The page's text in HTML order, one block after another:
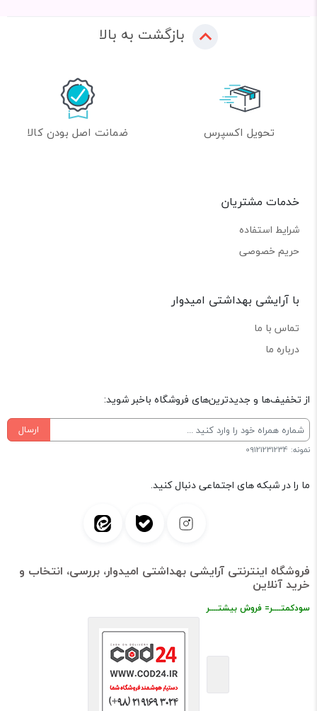
بازگشت به بالا
تحویل اکسپرس ضمانت اصل بودن کالا
خدمات مشتریان
شرایط استفاده
حریم خصوصی
با آرایشی بهداشتی امیدوار
تماس با ما
درباره ما
از تخفیف‌ها و جدیدترین‌های فروشگاه باخبر شوید:
ارسال
نمونه: 09121231234
ما را در شبکه های اجتماعی دنبال کنید.
فروشگاه اینترنتی آرایشی بهداشتی امیدوار، بررسی، انتخاب و
خرید آنلاین
سودکمتــــر= فروش بیشتــــر